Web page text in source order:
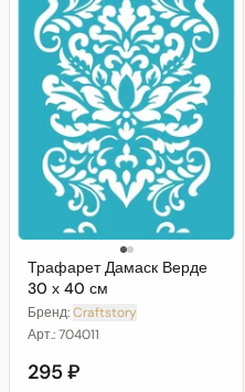
Трафарет Дамаск Верде
30 х 40 см
Бренд:Craftstory
Арт.:704011
295 ₽